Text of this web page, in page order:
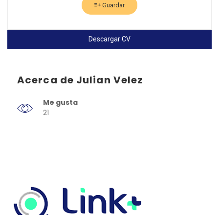
Guardar
Descargar CV
Acerca de Julian Velez
Me gusta
21